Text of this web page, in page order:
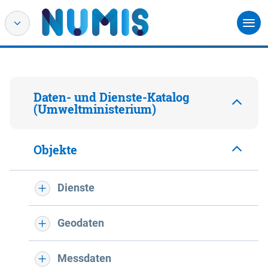
Daten- und Dienste-Katalog
(Umweltministerium)
Objekte
Dienste
Geodaten
Messdaten